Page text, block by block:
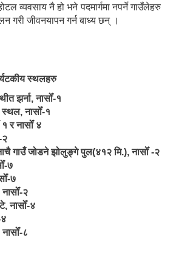
व्यवसाय नै हो भने पदमार्गमा नपर्ने गाउँलेहरु
गरी जीवनयापन गर्न बाध्य छन् ।
स्थलहरु
झर्ना, नासोँ-१
नासोँ-१
१ र नासोँ ४
२
गाउँ जोडने झोलुङ्गे पुल(४१२ मि.), नासोँ -२
७
७
नासोँ-२
नासोँ-४
नासोँ-८